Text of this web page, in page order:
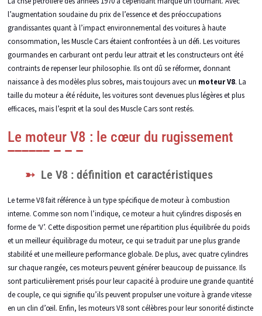
l’augmentation soudaine du prix de l’essence et des préoccupations
grandissantes quant à l’impact environnemental des voitures à haute
consommation, les Muscle Cars étaient confrontées à un défi. Les voitures
gourmandes en carburant ont perdu leur attrait et les constructeurs ont été
contraints de repenser leur philosophie. Ils ont dû se réformer, donnant
naissance à des modèles plus sobres, mais toujours avec un moteur V8. La
taille du moteur a été réduite, les voitures sont devenues plus légères et plus
efficaces, mais l’esprit et la soul des Muscle Cars sont restés.
Le moteur V8 : le cœur du rugissement
Le V8 : définition et caractéristiques
Le terme V8 fait référence à un type spécifique de moteur à combustion
interne. Comme son nom l’indique, ce moteur a huit cylindres disposés en
forme de ‘V’. Cette disposition permet une répartition plus équilibrée du poids
et un meilleur équilibrage du moteur, ce qui se traduit par une plus grande
stabilité et une meilleure performance globale. De plus, avec quatre cylindres
sur chaque rangée, ces moteurs peuvent générer beaucoup de puissance. Ils
sont particulièrement prisés pour leur capacité à produire une grande quantité
de couple, ce qui signifie qu’ils peuvent propulser une voiture à grande vitesse
en un clin d’œil. Enfin, les moteurs V8 sont célèbres pour leur sonorité distincte